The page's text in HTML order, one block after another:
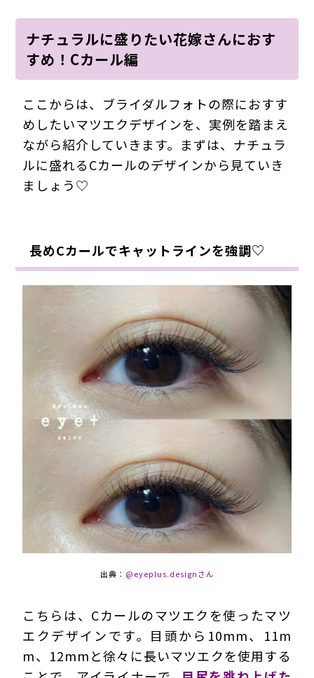
ナチュラルに盛りたい花嫁さんにおす
すめ！Cカール編
ここからは、ブライダルフォトの際におすす
めしたいマツエクデザインを、実例を踏まえ
ながら紹介していきます。まずは、ナチュラ
ルに盛れるCカールのデザインから見ていき
ましょう♡
長めCカールでキャットラインを強調♡
出典： @eyeplus.designさん
こちらは、Cカールのマツエクを使ったマツ
エクデザインです。目頭から10mm、11m
m、12mmと徐々に長いマツエクを使用する